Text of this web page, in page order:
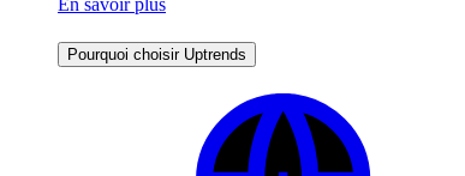
Pourquoi choisir Uptrends